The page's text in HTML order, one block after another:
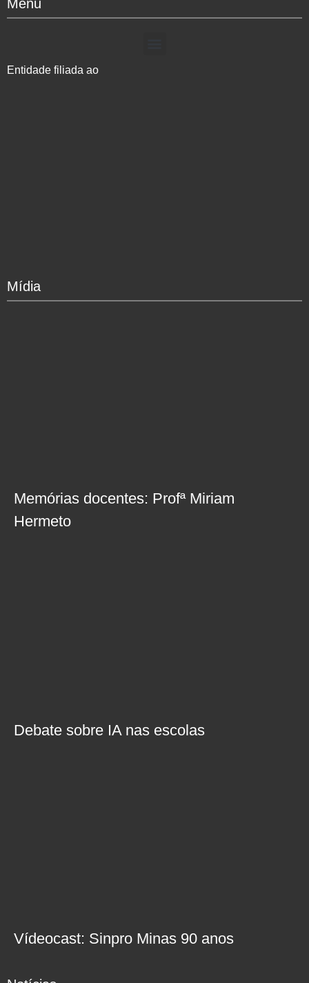
Menu
Entidade filiada ao
Mídia
Memórias docentes: Profª Miriam
Hermeto
Debate sobre IA nas escolas
Vídeocast: Sinpro Minas 90 anos